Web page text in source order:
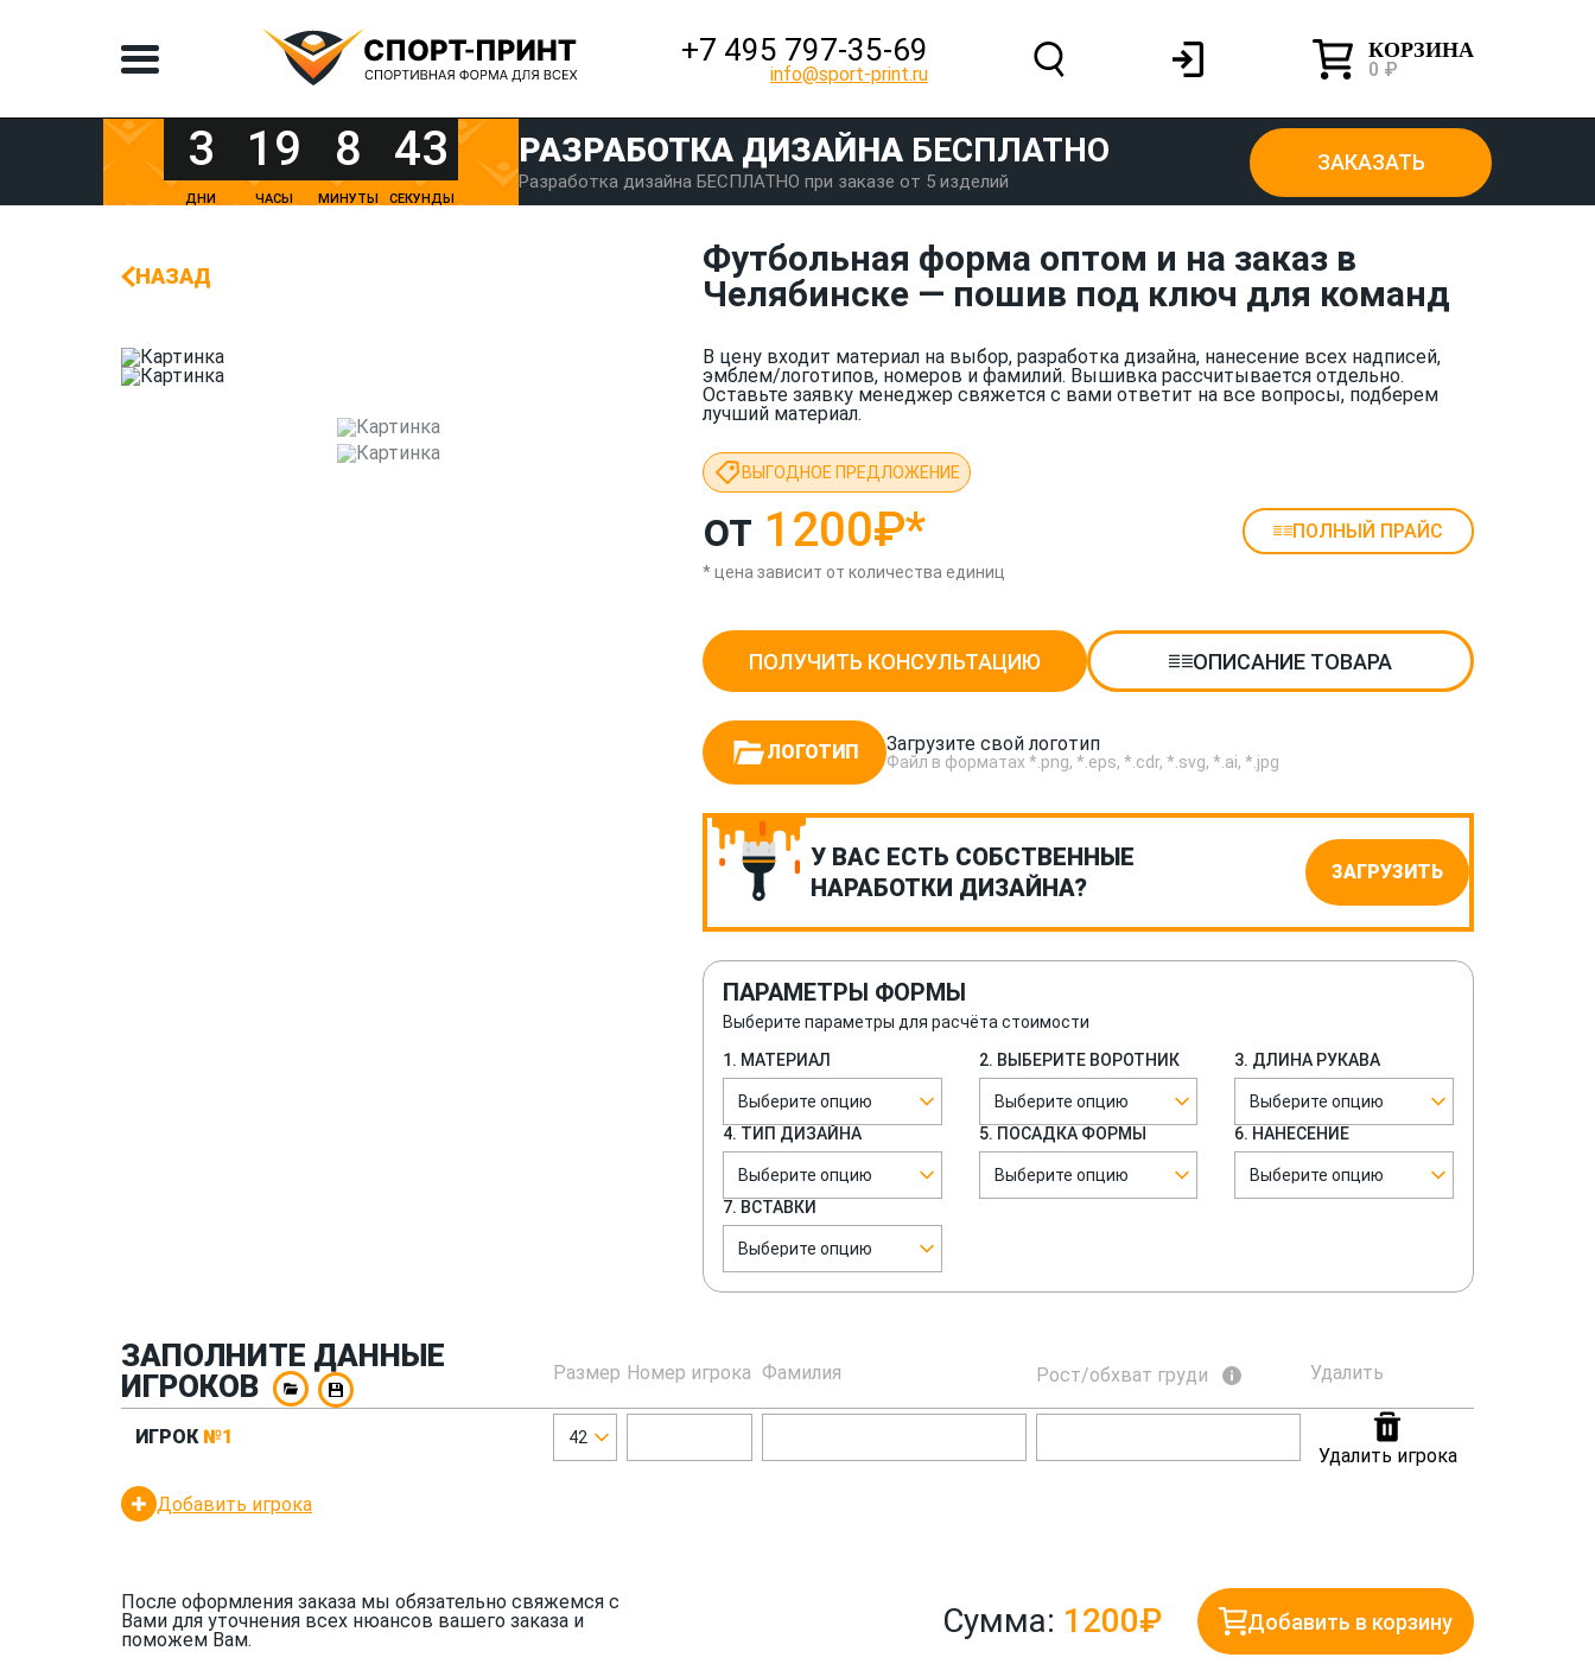
+7 495 797‑35-69
info@sport-print.ru
КОРЗИНА
0 ₽
3
ДНИ
19
ЧАСЫ
8
МИНУТЫ
43
СЕКУНДЫ
РАЗРАБОТКА ДИЗАЙНА БЕСПЛАТНО
Разработка дизайна БЕСПЛАТНО при заказе от 5 изделий
ЗАКАЗАТЬ
НАЗАД
Футбольная форма оптом и на заказ в
Челябинске — пошив под ключ для команд
В цену входит материал на выбор, разработка дизайна, нанесение всех надписей,
эмблем/логотипов, номеров и фамилий. Вышивка рассчитывается отдельно.
Оставьте заявку менеджер свяжется с вами ответит на все вопросы, подберем
лучший материал.
ВЫГОДНОЕ ПРЕДЛОЖЕНИЕ
от 1200₽* ПОЛНЫЙ ПРАЙС
* цена зависит от количества единиц
ПОЛУЧИТЬ КОНСУЛЬТАЦИЮ ОПИСАНИЕ ТОВАРА
ЛОГОТИП Загрузите свой логотип
Файл в форматах *.png, *.eps, *.cdr, *.svg, *.ai, *.jpg
У ВАС ЕСТЬ СОБСТВЕННЫЕ
НАРАБОТКИ ДИЗАЙНА?
ЗАГРУЗИТЬ
ПАРАМЕТРЫ ФОРМЫ
Выберите параметры для расчёта стоимости
1. МАТЕРИАЛ
Выберите опцию
2. ВЫБЕРИТЕ ВОРОТНИК
Выберите опцию
3. ДЛИНА РУКАВА
Выберите опцию
4. ТИП ДИЗАЙНА
Выберите опцию
5. ПОСАДКА ФОРМЫ
Выберите опцию
6. НАНЕСЕНИЕ
Выберите опцию
7. ВСТАВКИ
Выберите опцию
ЗАПОЛНИТЕ ДАННЫЕ
ИГРОКОВ
Размер Номер игрока Фамилия Рост/обхват груди Удалить
ИГРОК №1 42
Удалить игрока
Добавить игрока
После оформления заказа мы обязательно свяжемся с
Вами для уточнения всех нюансов вашего заказа и
поможем Вам.
Сумма: 1200₽ Добавить в корзину